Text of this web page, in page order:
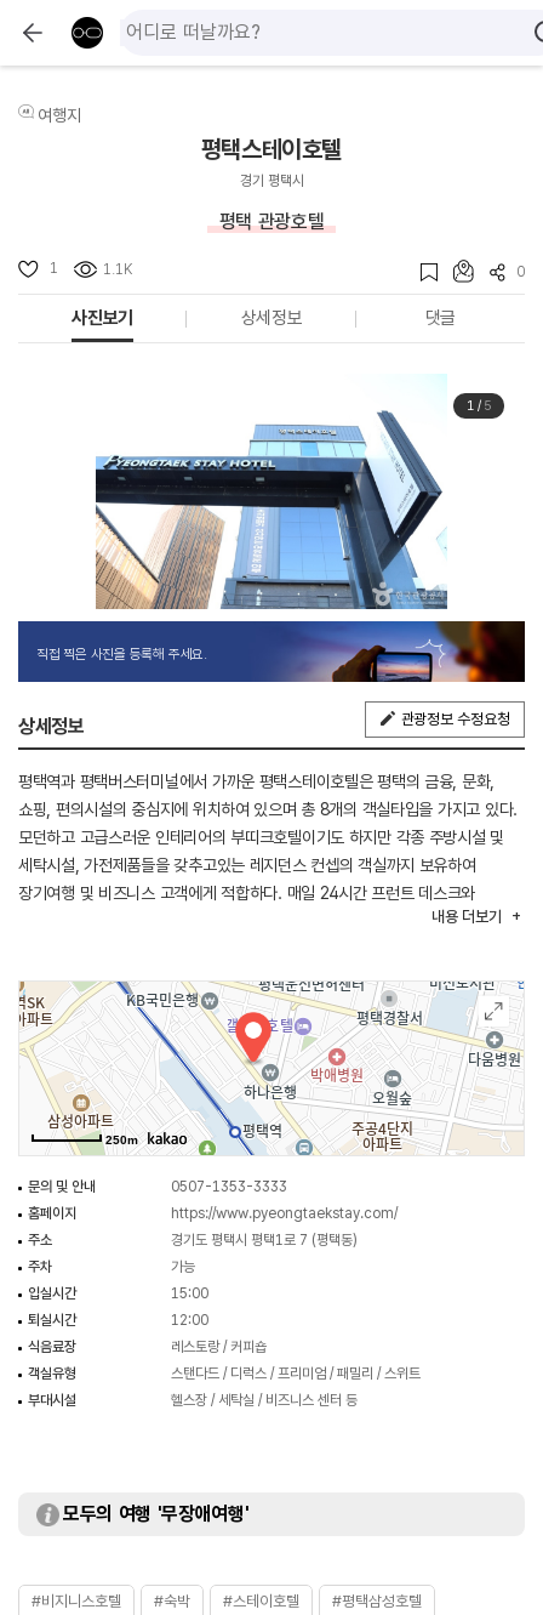
여행지
평택스테이호텔
경기 평택시
평택 관광호텔
1 1.1K 0
사진보기 상세정보 댓글
1/ 5
직접 찍은 사진을 등록해 주세요.
상세정보 관광정보 수정요청
평택역과 평택버스터미널에서 가까운 평택스테이호텔은 평택의 금융, 문화,
쇼핑, 편의시설의 중심지에 위치하여 있으며 총 8개의 객실타입을 가지고 있다.
모던하고 고급스러운 인테리어의 부띠크호텔이기도 하지만 각종 주방시설 및
세탁시설, 가전제품들을 갖추고있는 레지던스 컨셉의 객실까지 보유하여
장기여행 및 비즈니스 고객에게 적합하다. 매일 24시간 프런트 데스크와
피트니스센터가 운영되며, 세탁시설과 스낵바가 있어 편리하게 이용가능하다.
주변에서 가볼만한 곳이다.
내용 더보기
250m
문의 및 안내
0507-1353-3333
홈페이지
https://www.pyeongtaekstay.com/
주소
경기도 평택시 평택1로 7 (평택동)
주차
가능
입실시간
15:00
퇴실시간
12:00
식음료장
레스토랑 / 커피숍
객실유형
스탠다드 / 디럭스 / 프리미엄 / 패밀리 / 스위트
부대시설
헬스장 / 세탁실 / 비즈니스 센터 등
모두의 여행 '무장애여행'
#비지니스호텔 #숙박 #스테이호텔 #평택삼성호텔